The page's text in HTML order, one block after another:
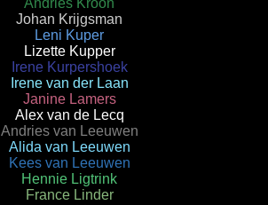
Johan Krijgsman
Leni Kuper
Lizette Kupper
Irene Kurpershoek
Irene van der Laan
Janine Lamers
Alex van de Lecq
Andries van Leeuwen
Alida van Leeuwen
Kees van Leeuwen
Hennie Ligtrink
France Linder